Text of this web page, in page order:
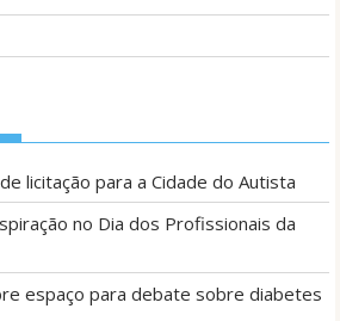
licitação para a Cidade do Autista
no Dia dos Profissionais da
espaço para debate sobre diabetes